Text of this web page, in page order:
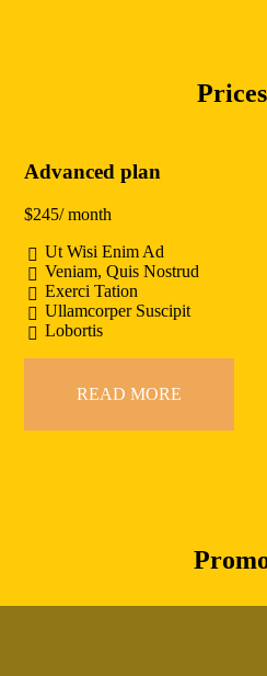
Prices
Advanced plan
$245/ month
Ut Wisi Enim Ad
Veniam, Quis Nostrud
Exerci Tation
Ullamcorper Suscipit
Lobortis
READ MORE